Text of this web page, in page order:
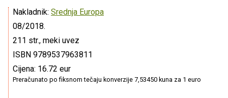
Nakladnik: Srednja Europa
08/2018.
211 str., meki uvez
ISBN 9789537963811
Cijena: 16.72 eur
Preračunato po fiksnom tečaju konverzije 7,53450 kuna za 1 euro